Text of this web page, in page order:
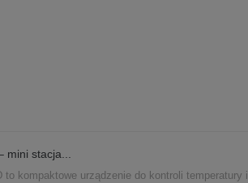
mini stacja...
to kompaktowe urządzenie do kontroli temperatury i